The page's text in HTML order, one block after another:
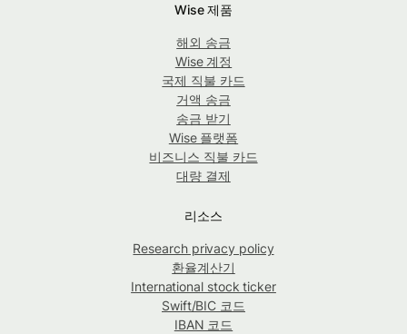
Wise 제품
해외 송금
Wise 계정
국제 직불 카드
거액 송금
송금 받기
Wise 플랫폼
비즈니스 직불 카드
대량 결제
리소스
Research privacy policy
환율계산기
International stock ticker
Swift/BIC 코드
IBAN 코드